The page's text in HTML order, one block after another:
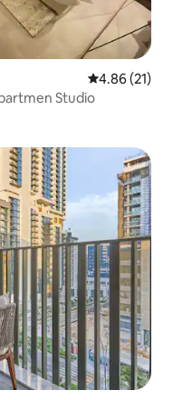
Penarafan
4.86 (21)
Studio